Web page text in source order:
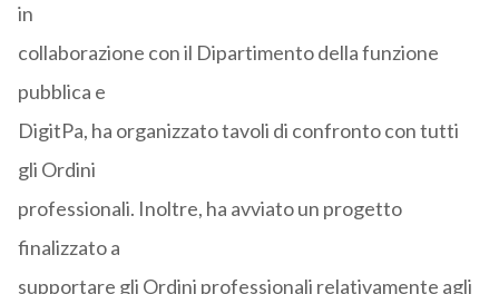
in
collaborazione con il Dipartimento della funzione
pubblica e
DigitPa, ha organizzato tavoli di confronto con tutti
gli Ordini
professionali. Inoltre, ha avviato un progetto
finalizzato a
supportare gli Ordini professionali relativamente agli